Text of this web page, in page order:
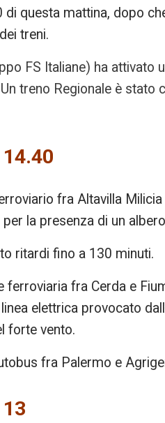
questa mattina, dopo
treni.
FS Italiane) ha
treno Regionale è stato
fra Altavilla
la presenza di un
ritardi fino a 130 minuti.
ferroviaria fra Cerda e
elettrica provocato
forte vento.
fra Palermo e